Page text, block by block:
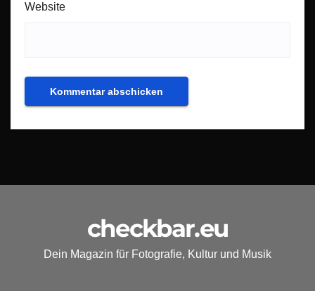
Website
checkbar.eu
Dein Magazin für Fotografie, Kultur und Musik